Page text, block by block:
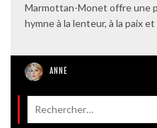
Marmottan-Monet offre une
hymne à la lenteur, à la paix
ANNE